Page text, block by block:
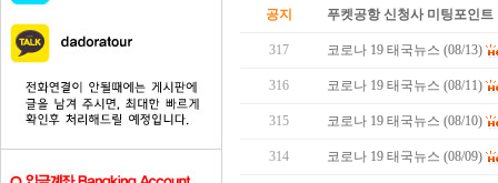
공지 푸켓공항 신청사 미팅포인트
317 코로나 19 태국뉴스 (08/13)
316 코로나 19 태국뉴스 (08/11)
315 코로나 19 태국뉴스 (08/10)
314 코로나 19 태국뉴스 (08/09)